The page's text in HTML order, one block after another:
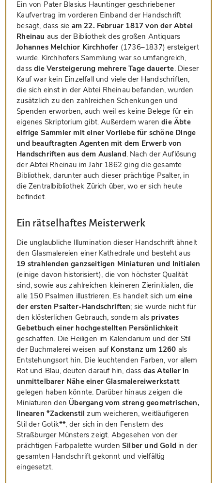
Ein von Pater Blasius Hauntinger geschriebener
Kaufvertrag im vorderen Einband der Handschrift
besagt, dass sie am 22. Februar 1817 von der Abtei
Rheinau aus der Bibliothek des großen Antiquars
Johannes Melchior Kirchhofer (1736–1837) ersteigert
wurde. Kirchhofers Sammlung war so umfangreich,
dassdie Versteigerung mehrere Tage dauerte. Dieser
Kauf war kein Einzelfall und viele der Handschriften,
die sich einst in der Abtei Rheinau befanden, wurden
zusätzlich zu den zahlreichen Schenkungen und
Spenden erworben, auch weil es keine Belege für ein
eigenes Skriptorium gibt. Außerdem warendie Äbte
eifrige Sammler mit einer Vorliebe für schöne Dinge
und beauftragten Agenten mit dem Erwerb von
Handschriften aus dem Ausland. Nach der Auflösung
der Abtei Rheinau im Jahr 1862 ging die gesamte
Bibliothek, darunter auch dieser prächtige Psalter, in
die Zentralbibliothek Zürich über, wo er sich heute
befindet.
Ein rätselhaftes Meisterwerk
Die unglaubliche Illumination dieser Handschrift ähnelt
den Glasmalereien einer Kathedrale und besteht aus
19 strahlenden ganzseitigen Miniaturen und Initialen
(einige davon historisiert), die von höchster Qualität
sind, sowie aus zahlreichen kleineren Zierinitialen, die
alle 150 Psalmen illustrieren. Es handelt sich um eine
der ersten Psalter-Handschriften; sie wurde nicht für
den klösterlichen Gebrauch, sondern als privates
Gebetbuch einer hochgestellten Persönlichkeit
geschaffen. Die Heiligen im Kalendarium und der Stil
der Buchmalerei weisen auf Konstanz um 1260 als
Entstehungsort hin. Die leuchtenden Farben, vor allem
Rot und Blau, deuten darauf hin, dass das Atelier in
unmittelbarer Nähe einer Glasmalereiwerkstatt
gelegen haben könnte. Darüber hinaus zeigen die
Miniaturen den Übergang vom streng geometrischen,
linearen *Zackenstil zum weicheren, weitläufigeren
Stil der Gotik**, der sich in den Fenstern des
Straßburger Münsters zeigt. Abgesehen von der
prächtigen Farbpalette wurdenSilber und Gold in der
gesamten Handschrift gekonnt und vielfältig
eingesetzt.